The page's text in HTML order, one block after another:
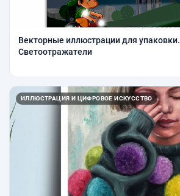
Векторные иллюстрации для упаковки.
Светоотражатели
ИЛЛЮСТРАЦИЯ И ЦИФРОВОЕ ИСКУССТВО